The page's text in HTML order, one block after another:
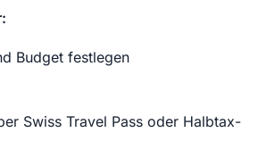
Budget festlegen
Swiss Travel Pass oder Halbtax-